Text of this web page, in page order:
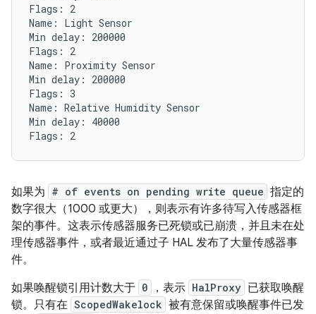
Flags: 2
Name: Light Sensor
Min delay: 200000
Flags: 2
Name: Proximity Sensor
Min delay: 200000
Flags: 3
Name: Relative Humidity Sensor
Min delay: 40000
如果为 # of events on pending write queue 指定的
数字很大（1000 或更大），则表示有许多待写入传感器框
架的事件。这表示传感器服务已死锁或已崩溃，并且未在处
理传感器事件，或者最近通过子 HAL 发布了大量传感器事
件。
如果唤醒锁引用计数大于 0 ，表示 HalProxy 已获取唤醒
锁。只有在 ScopedWakelock 被有意保留或唤醒事件已发